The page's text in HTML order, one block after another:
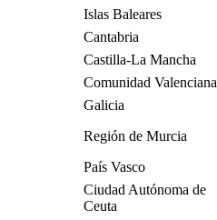
Islas Baleares
Cantabria
Castilla-La Mancha
Comunidad Valenciana
Galicia
Región de Murcia
País Vasco
Ciudad Autónoma de
Ceuta